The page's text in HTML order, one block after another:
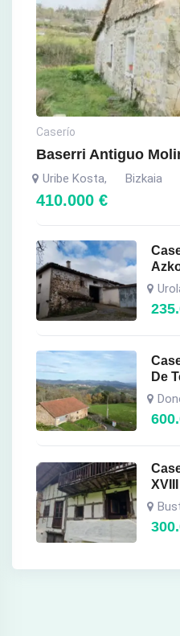
Caserío
Baserri Antiguo
Uribe Kosta, Bizkaia
410.000 €
De
XVIII